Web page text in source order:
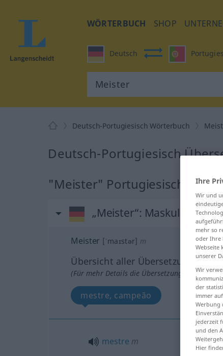
WÖRTERBUCH SHOP
Deutsch
Deutsch-Portugiesisch Wörterbuch
Deutsch-Portugiesisch
"Meister" Portugiesisch
„Meister“: Maskulinum
Meister [ˈmaɪstər] m
Übersicht aller Übersetzungen
(Für mehr Details die Übersetzung anklicken/
mestre, campeão
mestre m
Ihre
Wir und
mehr so
oder Ihre
Webseite
unserer
Wir
der
immer
Werbung
jederzeit
und den
Hier